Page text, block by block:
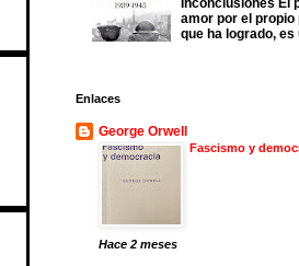
Inconclusiones El
amor por el propio
que ha logrado,
Enlaces
George Orwell
Fascismo y
Hace 2 meses